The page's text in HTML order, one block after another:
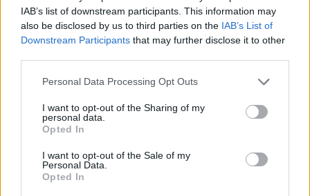
IAB’s list of downstream participants. This information may
also be disclosed by us to third parties on the IAB’s List of
Downstream Participants that may further disclose it to other
Please note that this website/app uses one or more Google
not limited to your visit or usage behaviour. You may click to
grant or deny consent to Google and its third-party tags to
use your data for below specified purposes in below Google
consent section.
Personal Data Processing Opt Outs
I want to opt-out of the Sharing of my
personal data.
Opted In
I want to opt-out of the Sale of my
Personal Data.
Opted In
I nostri cari
I nostri cari